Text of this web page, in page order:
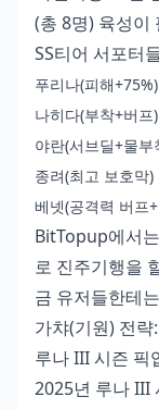
(총 8명) 육성이
SS티어 서포터
푸리나(피해+75%)
나히다(부착+버프)
야란(서브딜+물부
종려(최고 보호막)
베넷(공격력 버프
BitTopup에서는
로 진주기행을
금 유저들한테
가챠(기원) 전
루나 III 시즌 픽
2025년 루나 III